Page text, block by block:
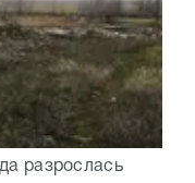
разрослась